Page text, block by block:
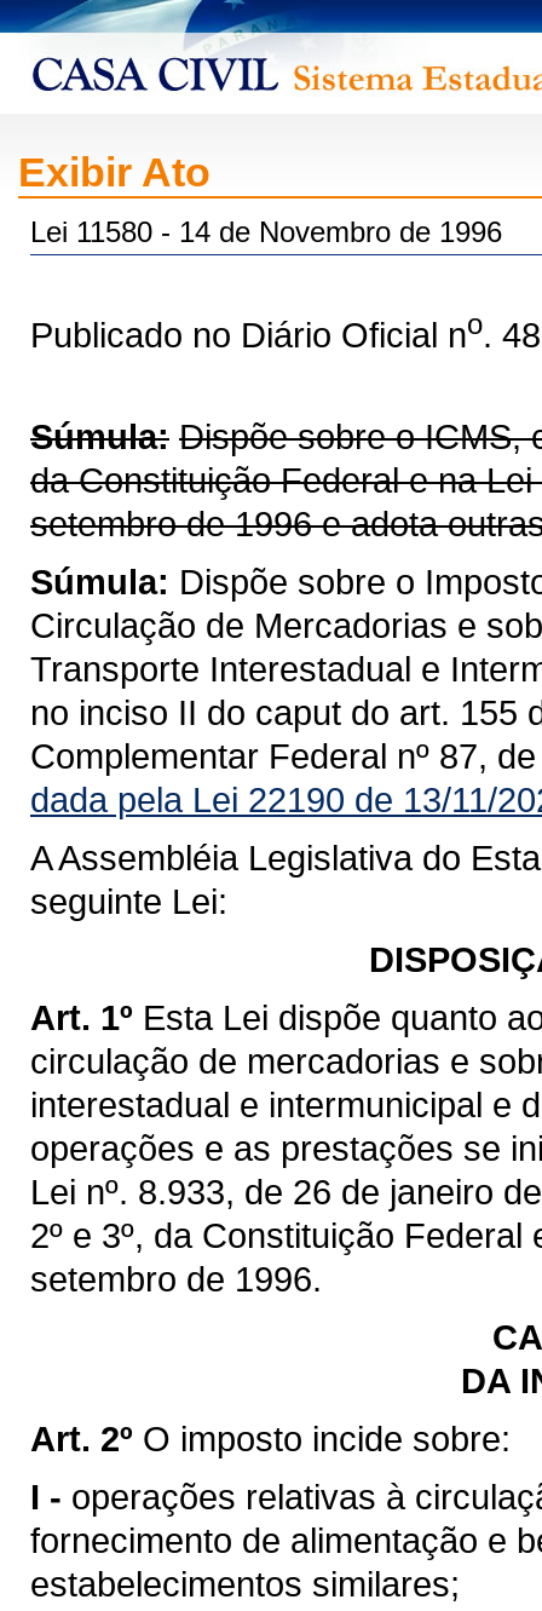
Exibir Ato
Lei 11580 - 14 de Novembro de 1996
Publicado no Diário Oficial no.
Súmula: Dispõe sobre o ICMS,
da Constituição Federal e na
setembro de 1996 e adota
Súmula: Dispõe sobre o
Circulação de Mercadorias e
Transporte Interestadual e
no inciso II do caput do art. 155
Complementar Federal nº 87,
dada pela Lei 22190 de 13/11/
A Assembléia Legislativa do
seguinte Lei:
Art. 1º Esta Lei dispõe quanto
circulação de mercadorias e
interestadual e intermunicipal e
operações e as prestações se
Lei nº. 8.933, de 26 de janeiro
2º e 3º, da Constituição
setembro de 1996.
DA
Art. 2º O imposto incide sobre:
I - operações relativas à
fornecimento de alimentação e
estabelecimentos similares;